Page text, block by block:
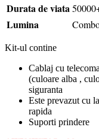
Durata de viata
Lumina
Kit-ul contine
Cablaj cu
(culoare alba ,
siguranta
Este prevazut cu
rapida
Suporti prindere